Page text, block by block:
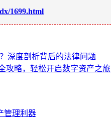
1699.html
深度剖析背后的法律问题
攻略，轻松开启数字资产之旅
管理利器